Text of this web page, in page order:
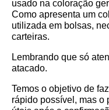
usado na coloração
Como apresenta um
utilizada em bolsas,
carteiras.
Lembrando que só
atacado.
Temos o objetivo de
rápido possível, mas o